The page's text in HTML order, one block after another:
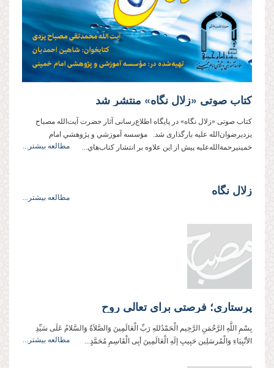
کتاب صوتی «زلال نگاه» منتشر شد
کتاب صوتی «زلال نگاه» در پایگاه اطلاع‌رسانی آثار حضرت آیت‌الله مصباح
یزدیرضوان‌الله علیه بارگذاری شد. مؤسسه آموزشي و پژوهشي امام
خمينيرحمةالله‌عليه پيش از اين علاوه بر انتشار کتاب‌هاي...
مطالعه بیشتر...
زلال نگاه مطالعه بیشتر...
پرستاری؛ فرصتی برای تعالی روح
بِسْمِ اللَّهِ الرَّحْمَنِ الرَّحِيم الْحَمْدُللهِ رَبِّ الْعَالَمِینَ وَالصَّلاَةُ وَالسَّلامُ عَلَی سَیِّدِ
الأنْبِیَاءِ وَالْمُرسَلِین حَبِیبِ إلَهِ الْعَالَمِینَ أبِی الْقَاسِمِ مُحَمَّدٍ...
مطالعه بیشتر...